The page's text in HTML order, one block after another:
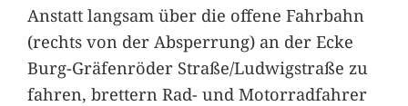
Anstatt langsam über die offene Fahrbahn
(rechts von der Absperrung) an der Ecke
Burg-Gräfenröder Straße/Ludwigstraße zu
fahren, brettern Rad- und Motorradfahrer